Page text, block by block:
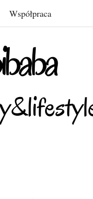
Współpraca